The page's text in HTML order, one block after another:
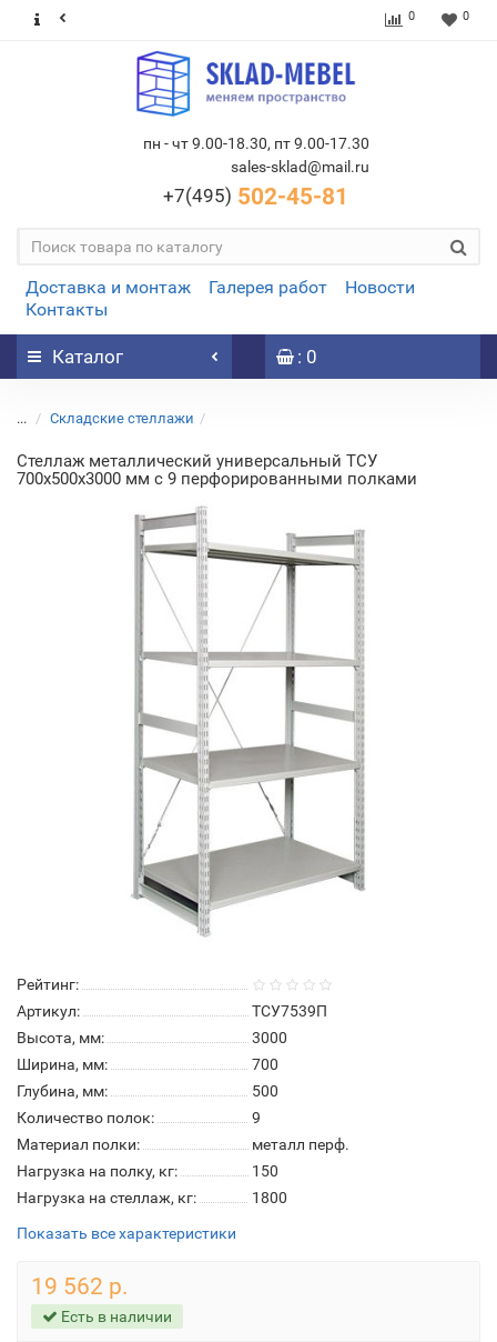
0 0
пн - чт 9.00-18.30, пт 9.00-17.30
sales-sklad@mail.ru
+7(495) 502-45-81
Доставка и монтаж Галерея работ
Новости
Контакты
Каталог : 0
... Складские стеллажи
Стеллаж металлический универсальный ТСУ
700х500х3000 мм с 9 перфорированными полками
Рейтинг:
Артикул:
ТСУ7539П
Высота, мм:
3000
Ширина, мм:
700
Глубина, мм:
500
Количество полок:
9
Материал полки:
металл перф.
Нагрузка на полку, кг:
150
Нагрузка на стеллаж, кг:
1800
Показать все характеристики
19 562 р.
Есть в наличии